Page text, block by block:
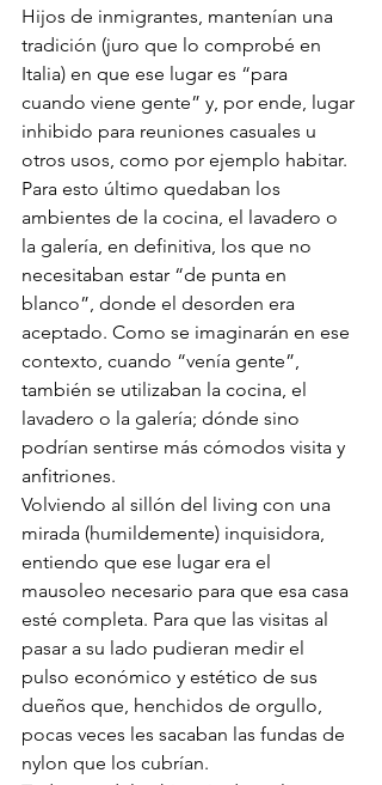
Hijos de inmigrantes, mantenían una
tradición (juro que lo comprobé en
Italia) en que ese lugar es “para
cuando viene gente” y, por ende, lugar
inhibido para reuniones casuales u
otros usos, como por ejemplo habitar.
Para esto último quedaban los
ambientes de la cocina, el lavadero o
la galería, en definitiva, los que no
necesitaban estar “de punta en
blanco”, donde el desorden era
aceptado. Como se imaginarán en ese
contexto, cuando “venía gente”,
también se utilizaban la cocina, el
lavadero o la galería; dónde sino
podrían sentirse más cómodos visita y
anfitriones.
Volviendo al sillón del living con una
mirada (humildemente) inquisidora,
entiendo que ese lugar era el
mausoleo necesario para que esa casa
esté completa. Para que las visitas al
pasar a su lado pudieran medir el
pulso económico y estético de sus
dueños que, henchidos de orgullo,
pocas veces les sacaban las fundas de
nylon que los cubrían.